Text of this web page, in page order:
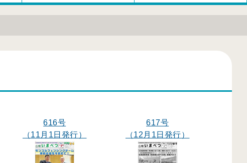
616号
（11月1日発行）
617号
（12月1日発行）